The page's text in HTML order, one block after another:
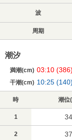
波
周期
潮汐
満潮(cm) 03:10 (386)
干潮(cm) 10:25 (140)
時 潮位
1
2